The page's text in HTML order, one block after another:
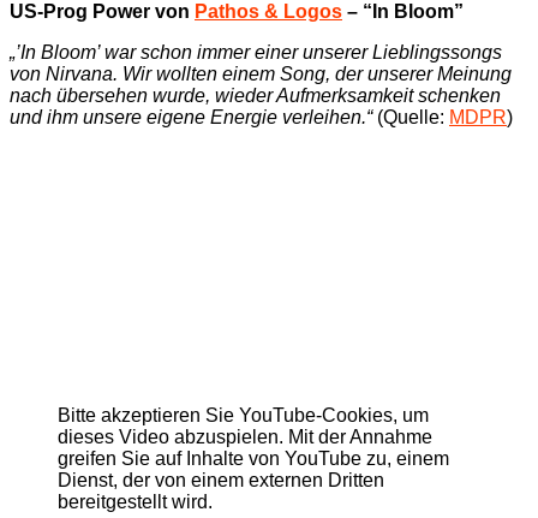
US-Prog Power von Pathos & Logos – “In Bloom”
„’In Bloom’ war schon immer einer unserer Lieblingssongs
von Nirvana. Wir wollten einem Song, der unserer Meinung
nach übersehen wurde, wieder Aufmerksamkeit schenken
und ihm unsere eigene Energie verleihen.“(Quelle: MDPR)
Bitte akzeptieren Sie YouTube-Cookies, um
dieses Video abzuspielen. Mit der Annahme
greifen Sie auf Inhalte von YouTube zu, einem
Dienst, der von einem externen Dritten
bereitgestellt wird.